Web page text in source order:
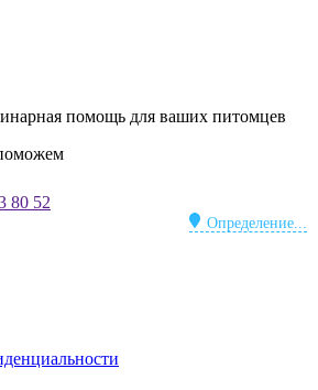
помощь для ваших питомцев
80 52
Определение...